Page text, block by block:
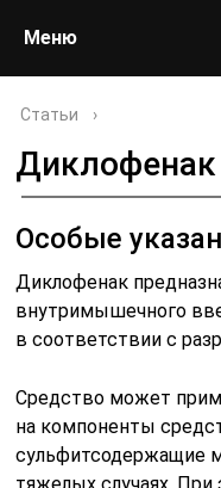
Меню
Статьи ›
Диклофенак
Особые
Диклофенак
внутримышечного
в соответствии с
Средство может
на компоненты
сульфитсодержащие